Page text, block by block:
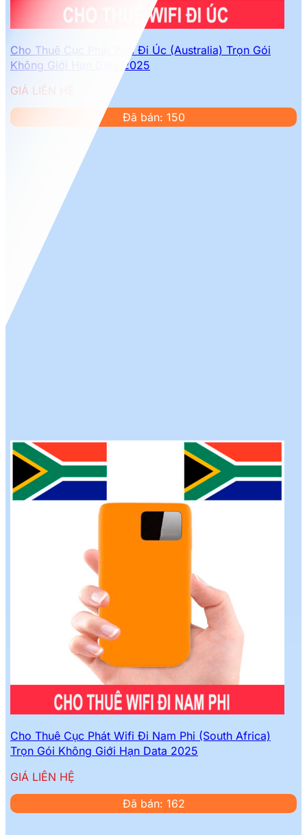
Cho Thuê Cục Phát Wifi Đi Úc (Australia) Trọn Gói
Không Giới Hạn Data 2025
GIÁ LIÊN HỆ
Đã bán: 150
Cho Thuê Cục Phát Wifi Đi Nam Phi (South Africa)
Trọn Gói Không Giới Hạn Data 2025
GIÁ LIÊN HỆ
Đã bán: 162